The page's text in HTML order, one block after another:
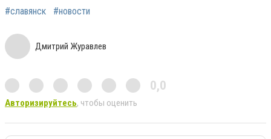
#славянск #новости
Дмитрий Журавлев
0,0
Авторизируйтесь, чтобы оценить